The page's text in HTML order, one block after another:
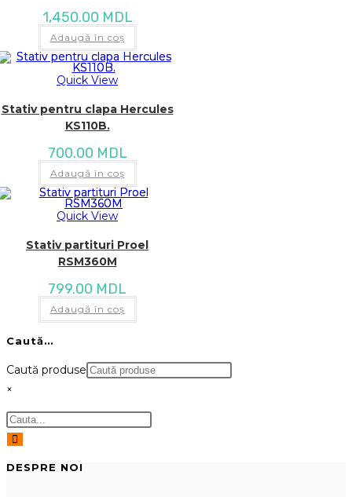
1,450.00 MDL
Adaugă în coș
Quick View
Stativ pentru clapa Hercules
KS110B.
700.00 MDL
Adaugă în coș
Quick View
Stativ partituri Proel
RSM360M
799.00 MDL
Adaugă în coș
Caută…
Caută produse
×
DESPRE NOI